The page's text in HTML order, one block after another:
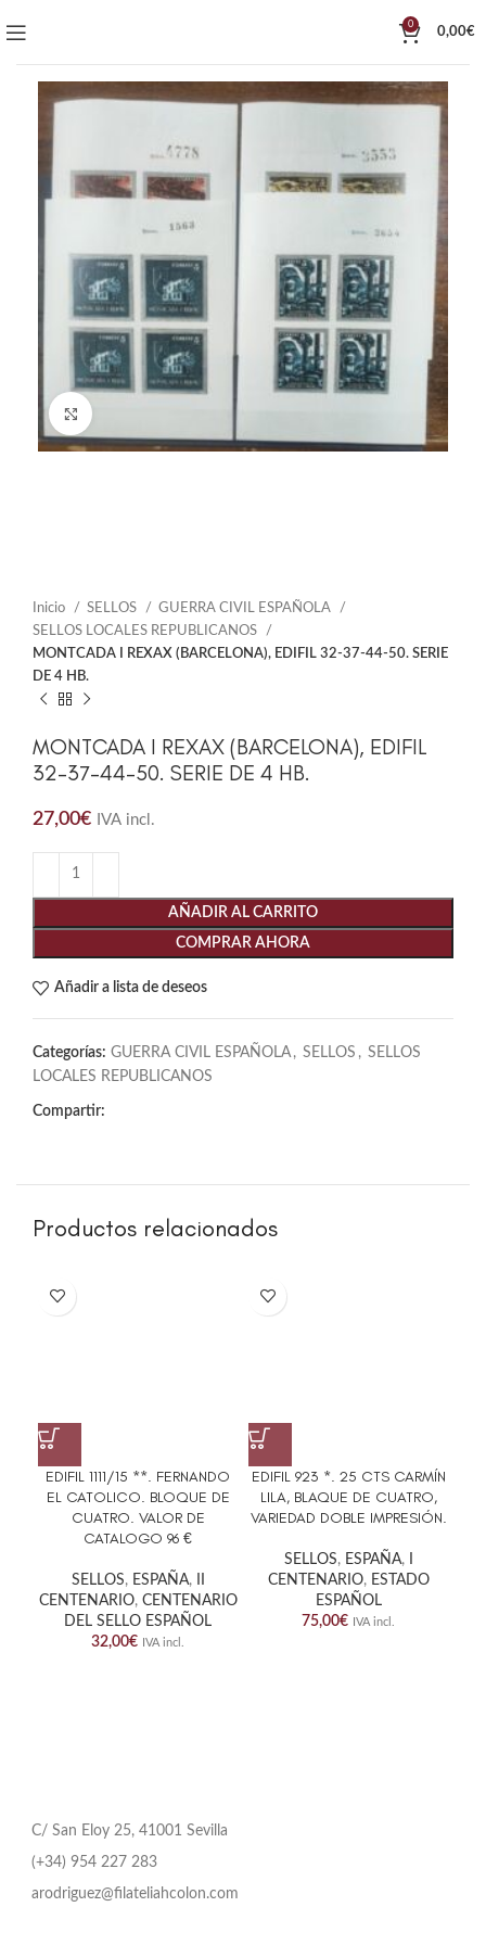
0
0,00€
Inicio SELLOS
GUERRA CIVIL ESPAÑOLA
SELLOS LOCALES REPUBLICANOS
MONTCADA I REXAX (BARCELONA), EDIFIL 32-37-44-50. SERIE
DE 4 HB.
MONTCADA I REXAX (BARCELONA), EDIFIL
32-37-44-50. SERIE DE 4 HB.
27,00€ IVA incl.
AÑADIR AL CARRITO
COMPRAR AHORA
Añadir a lista de deseos
Categorías: GUERRA CIVIL ESPAÑOLA , SELLOS , SELLOS
LOCALES REPUBLICANOS
Compartir:
Productos relacionados
EDIFIL 1111/15 **. FERNANDO
EL CATOLICO. BLOQUE DE
CUATRO. VALOR DE
CATALOGO 96 €
SELLOS, ESPAÑA,
CENTENARIO, CENTENARIO
DEL SELLO ESPAÑOL
32,00€ IVA incl.
EDIFIL 923 *. 25 CTS CARMÍN
LILA, BLAQUE DE CUATRO,
VARIEDAD DOBLE IMPRESIÓN.
SELLOS, ESPAÑA,
CENTENARIO, ESTADO
ESPAÑOL
75,00€ IVA incl.
C/ San Eloy 25, 41001 Sevilla
(+34) 954 227 283
arodriguez@filateliahcolon.com